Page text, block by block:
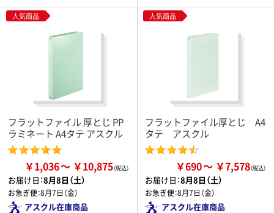
人気商品
フラットファイル 厚とじ PP
ラミネート A4タテ アスクル
￥1,036 ￥10,875
お届け日：8月8日（土）
お急ぎ便：8月7日（金）
アスクル在庫商品
人気商品
フラットファイル厚とじ A4
タテ アスクル
￥690 ￥7,578
お届け日：8月8日（土）
お急ぎ便：8月7日（金）
アスクル在庫商品